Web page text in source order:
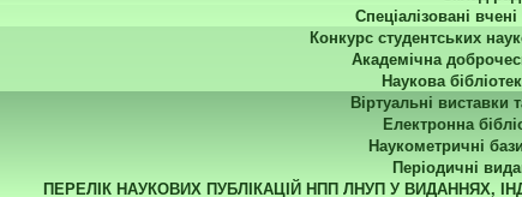
Спеціалізовані
Конкурс студентських
Академічна
Наукова
Віртуальні виставки
Електронна
Наукометричні
Періодичні
ПЕРЕЛІК НАУКОВИХ ПУБЛІКАЦІЙ НПП ЛНУП У ВИДАННЯХ,